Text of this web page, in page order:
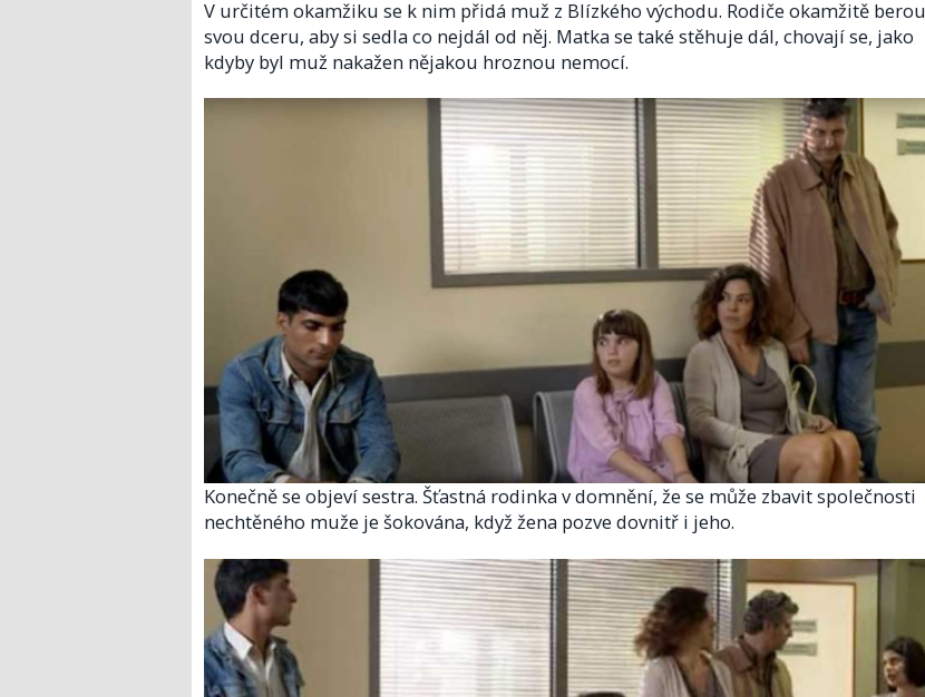
V určitém okamžiku se k nim přidá muž z Blízkého východu. Rodiče okamžitě berou
svou dceru, aby si sedla co nejdál od něj. Matka se také stěhuje dál, chovají se, jako
kdyby byl muž nakažen nějakou hroznou nemocí.
Konečně se objeví sestra. Šťastná rodinka v domnění, že se může zbavit společnosti
nechtěného muže je šokována, když žena pozve dovnitř i jeho.